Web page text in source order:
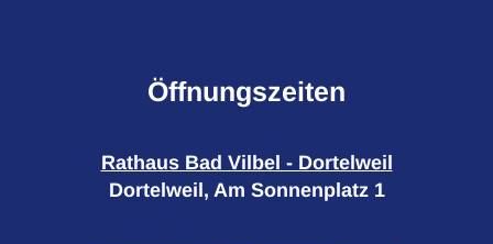
Öffnungszeiten
Rathaus Bad Vilbel - Dortelweil
Dortelweil, Am Sonnenplatz 1